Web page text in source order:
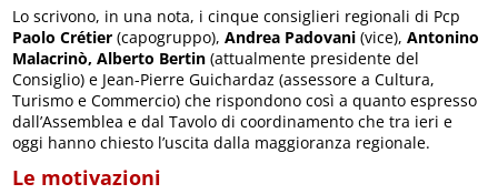
Lo scrivono, in una nota, i cinque consiglieri regionali di Pcp
Paolo Crétier (capogruppo),Andrea Padovani (vice),Antonino
Malacrinò, Alberto Bertin (attualmente presidente del
Consiglio) e Jean-Pierre Guichardaz (assessore a Cultura,
Turismo e Commercio) che rispondono così a quanto espresso
dall’Assemblea e dal Tavolo di coordinamento che tra ieri e
oggi hanno chiesto l’uscita dalla maggioranza regionale.
Le motivazioni